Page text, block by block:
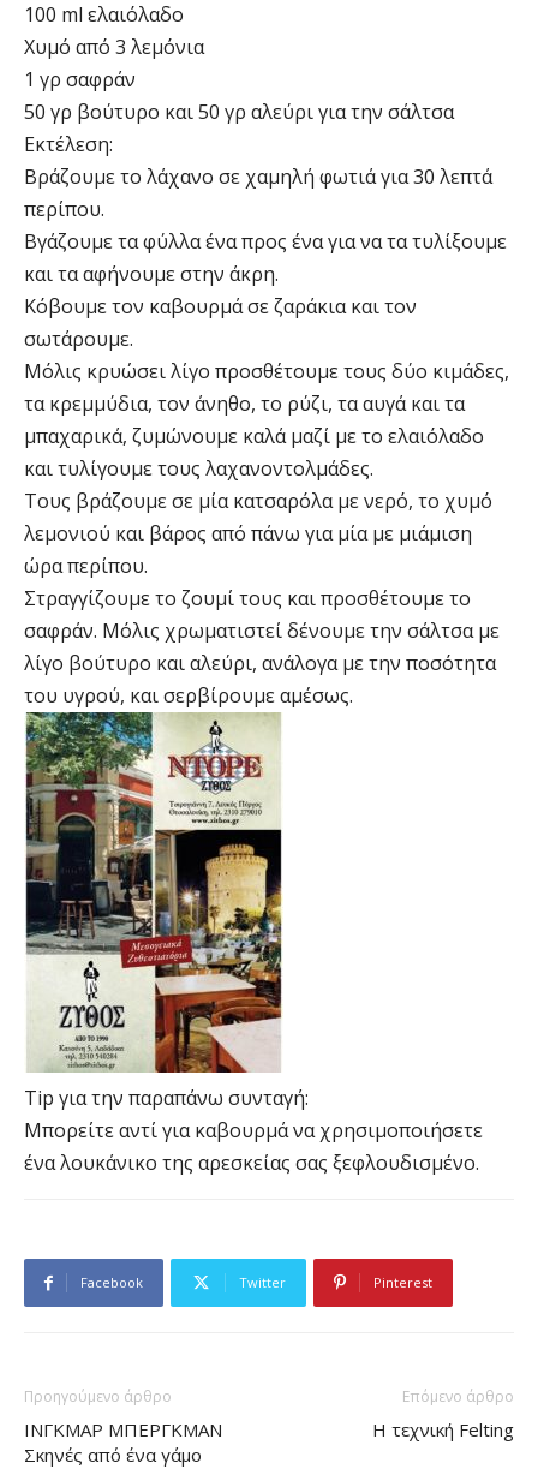
100 ml ελαιόλαδο
Χυμό από 3 λεμόνια
1 γρ σαφράν
50 γρ βούτυρο και 50 γρ αλεύρι για την σάλτσα
Εκτέλεση:
Βράζουμε το λάχανο σε χαμηλή φωτιά για 30 λεπτά
περίπου.
Βγάζουμε τα φύλλα ένα προς ένα για να τα τυλίξουμε
και τα αφήνουμε στην άκρη.
Κόβουμε τον καβουρμά σε ζαράκια και τον
σωτάρουμε.
Μόλις κρυώσει λίγο προσθέτουμε τους δύο κιμάδες,
τα κρεμμύδια, τον άνηθο, το ρύζι, τα αυγά και τα
μπαχαρικά, ζυμώνουμε καλά μαζί με το ελαιόλαδο
και τυλίγουμε τους λαχανοντολμάδες.
Τους βράζουμε σε μία κατσαρόλα με νερό, το χυμό
λεμονιού και βάρος από πάνω για μία με μιάμιση
ώρα περίπου.
Στραγγίζουμε το ζουμί τους και προσθέτουμε το
σαφράν. Μόλις χρωματιστεί δένουμε την σάλτσα με
λίγο βούτυρο και αλεύρι, ανάλογα με την ποσότητα
του υγρού, και σερβίρουμε αμέσως.
Tip για την παραπάνω συνταγή:
Μπορείτε αντί για καβουρμά να χρησιμοποιήσετε
ένα λουκάνικο της αρεσκείας σας ξεφλουδισμένο.
Facebook Twitter Pinterest
Προηγούμενο άρθρο
ΙΝΓΚΜΑΡ ΜΠΕΡΓΚΜΑΝ
Σκηνές από ένα γάμο
Επόμενο άρθρο
Η τεχνική Felting